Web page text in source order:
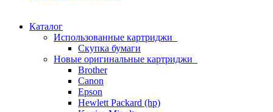
Каталог
Использованные картриджи
Скупка бумаги
Новые оригинальные картриджи
Brother
Canon
Epson
Hewlett Packard (hp)